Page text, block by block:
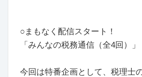
○まもなく配信スタート！
「みんなの税務通信（全4回）」
今回は特番企画として、税理士